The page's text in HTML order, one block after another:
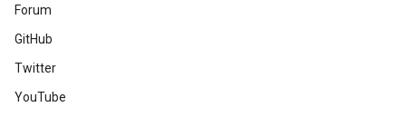
Forum
GitHub
Twitter
YouTube